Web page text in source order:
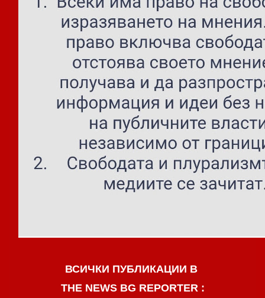
ВСИЧКИ ПУБЛИКАЦИИ В
THE NEWS BG REPORTER :